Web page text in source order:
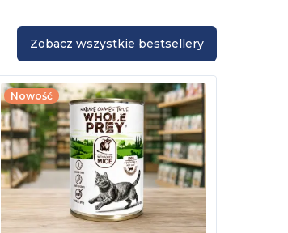
Zobacz wszystkie bestsellery
Nowość